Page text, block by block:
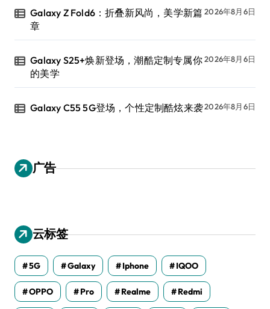
Galaxy Z Fold6：折叠新风尚，美学新篇
章
2026年8月6日
Galaxy S25+焕新登场，潮酷定制专属你
的美学
2026年8月6日
Galaxy C55 5G登场，个性定制酷炫来袭2026年8月6日
广告
云标签
5G Galaxy Iphone IQOO
OPPO Pro Realme Redmi